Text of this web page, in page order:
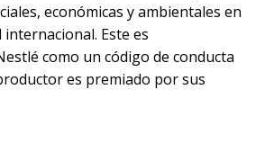
económicas y ambientales en
internacional. Este es
como un código de conducta
es premiado por sus